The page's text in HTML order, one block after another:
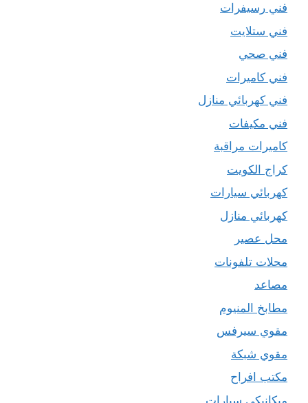
فني رسيفرات
فني ستلايت
فني صحي
فني كاميرات
فني كهربائي منازل
فني مكيفات
كاميرات مراقبة
كراج الكويت
كهربائي سيارات
كهربائي منازل
محل عصير
محلات تلفونات
مصاعد
مطابخ المنيوم
مقوي سيرفس
مقوي شبكة
مكتب افراح
ميكانيكي سيارات